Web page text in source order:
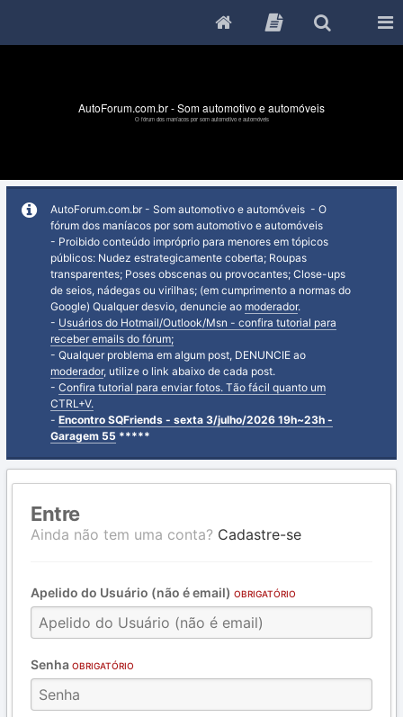
AutoForum.com.br - Som automotivo e automóveis
O fórum dos maníacos por som automotivo e automóveis
AutoForum.com.br - Som automotivo e automóveis - O
fórum dos maníacos por som automotivo e automóveis
- Proibido conteúdo impróprio para menores em tópicos
públicos: Nudez estrategicamente coberta; Roupas
transparentes; Poses obscenas ou provocantes; Close-ups
de seios, nádegas ou virilhas; (em cumprimento a normas do
Google) Qualquer desvio, denuncie ao moderador.
- Usuários do Hotmail/Outlook/Msn - confira tutorial para
receber emails do fórum;
- Qualquer problema em algum post, DENUNCIE ao
moderador, utilize o link abaixo de cada post.
- Confira tutorial para enviar fotos. Tão fácil quanto um
CTRL+V.
- Encontro SQFriends - sexta 3/julho/2026 19h~23h -
Garagem 55 *****
Entre
Ainda não tem uma conta? Cadastre-se
Apelido do Usuário (não é email) OBRIGATÓRIO
Senha OBRIGATÓRIO